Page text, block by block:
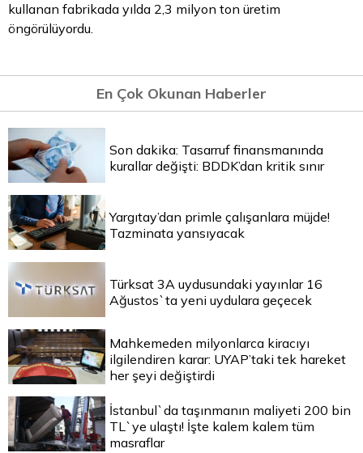
kullanan fabrikada yılda 2,3 milyon ton üretim
öngörülüyordu.
En Çok Okunan Haberler
Son dakika: Tasarruf finansmanında
kurallar değişti: BDDK’dan kritik sınır
Yargıtay’dan primle çalışanlara müjde!
Tazminata yansıyacak
Türksat 3A uydusundaki yayınlar 16
Ağustos`ta yeni uydulara geçecek
Mahkemeden milyonlarca kiracıyı
ilgilendiren karar: UYAP’taki tek hareket
her şeyi değiştirdi
İstanbul`da taşınmanın maliyeti 200 bin
TL`ye ulaştı! İşte kalem kalem tüm
masraflar